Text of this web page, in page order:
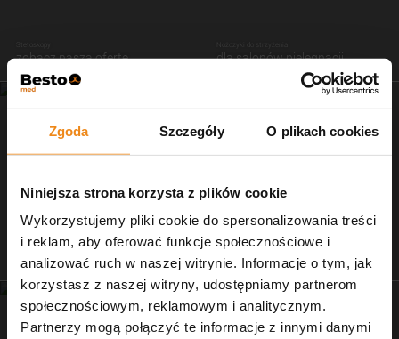
Zgoda Szczegóły O plikach cookies
Niniejsza strona korzysta z plików cookie
Wykorzystujemy pliki cookie do spersonalizowania treści
i reklam, aby oferować funkcje społecznościowe i
analizować ruch w naszej witrynie. Informacje o tym, jak
korzystasz z naszej witryny, udostępniamy partnerom
społecznościowym, reklamowym i analitycznym.
Partnerzy mogą połączyć te informacje z innymi danymi
zobacz naszą ofertę
Nożczyki do strzyżenia
dla salonów pielęgnacji
Dr Ziętek
karmy ratunkowe
Wagi weterynaryjne
wyposażenie